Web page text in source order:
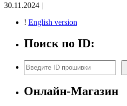
30.11.2024 |
! English version
Поиск по ID:
Поиск
Онлайн-Магазин